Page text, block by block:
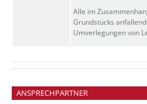
Alle im
Grundstücks
Umverlegungen von
ANSPRECHPARTNER